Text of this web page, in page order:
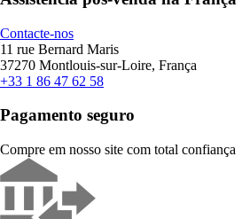
Contacte-nos
11 rue Bernard Maris
37270 Montlouis-sur-Loire, França
+33 1 86 47 62 58
Pagamento seguro
Compre em nosso site com total confiança